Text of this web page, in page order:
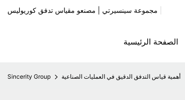
الصفحة الرئيسية
Sincerity Group أهمية قياس التدفق الدقيق في العمليات الصناعية